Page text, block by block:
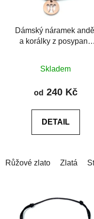
Dámský náramek anděl
a korálky z posypané
Skladem
od 240 Kč
DETAIL
Růžové zlato Zlatá